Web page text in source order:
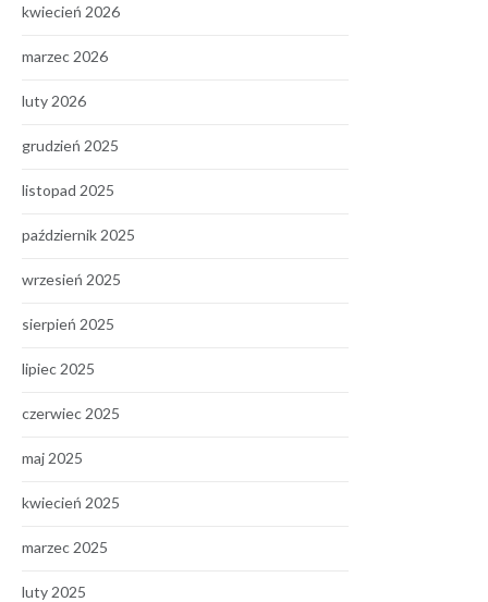
kwiecień 2026
marzec 2026
luty 2026
grudzień 2025
listopad 2025
październik 2025
wrzesień 2025
sierpień 2025
lipiec 2025
czerwiec 2025
maj 2025
kwiecień 2025
marzec 2025
luty 2025